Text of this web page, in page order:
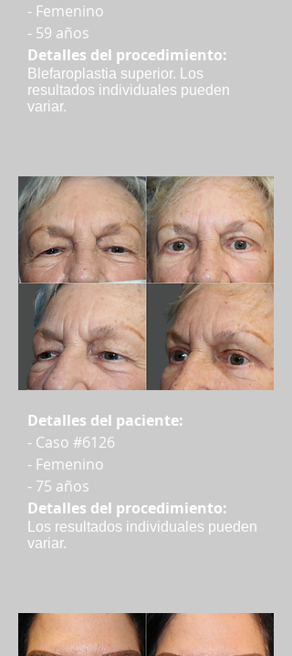
- Femenino
- 59 años
Detalles del procedimiento:
Blefaroplastia superior. Los
resultados individuales pueden
variar.
Detalles del paciente:
- Caso #6126
- Femenino
- 75 años
Detalles del procedimiento:
Los resultados individuales pueden
variar.